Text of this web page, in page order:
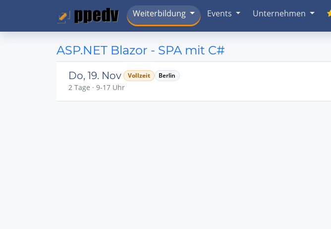
Weiterbildung Events Unternehmen
ASP.NET Blazor - SPA mit C#
Do, 19. Nov Vollzeit Berlin
2 Tage · 9-17 Uhr